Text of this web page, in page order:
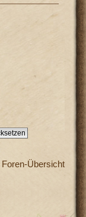
Foren-Übersicht